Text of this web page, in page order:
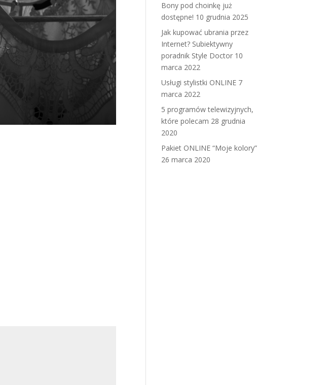
Bony pod choinkę już
dostępne! 10 grudnia 2025
Jak kupować ubrania przez
Internet? Subiektywny
poradnik Style Doctor 10
marca 2022
Usługi stylistki ONLINE 7
marca 2022
5 programów telewizyjnych,
które polecam 28 grudnia
2020
Pakiet ONLINE “Moje kolory”
26 marca 2020